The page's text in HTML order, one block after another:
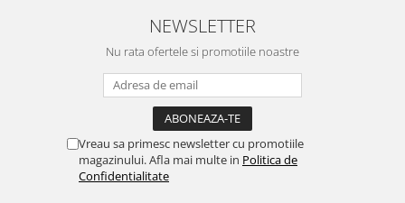
NEWSLETTER
Nu rata ofertele si promotiile noastre
Vreau sa primesc newsletter cu promotiile
magazinului. Afla mai multe in Politica de
Confidentialitate